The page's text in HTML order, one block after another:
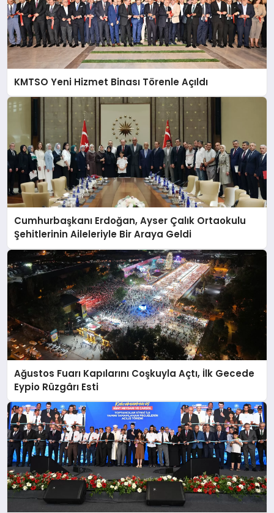
KMTSO Yeni Hizmet Binası Törenle Açıldı
Cumhurbaşkanı Erdoğan, Ayser Çalık Ortaokulu
Şehitlerinin Aileleriyle Bir Araya Geldi
Ağustos Fuarı Kapılarını Coşkuyla Açtı, İlk Gecede
Eypio Rüzgârı Esti